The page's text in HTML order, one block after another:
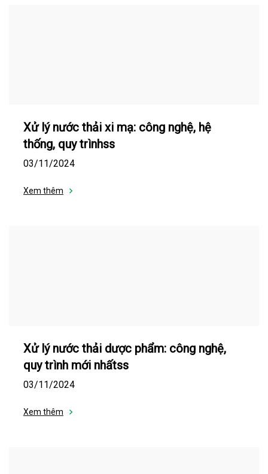
Xử lý nước thải xi mạ: công nghệ, hệ
thống, quy trìnhss
03/11/2024
Xem thêm
Xử lý nước thải dược phẩm: công nghệ,
quy trình mới nhấtss
03/11/2024
Xem thêm